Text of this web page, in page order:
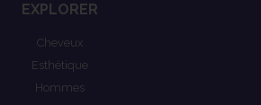
EXPLORER
Cheveux
Esthétique
Hommes